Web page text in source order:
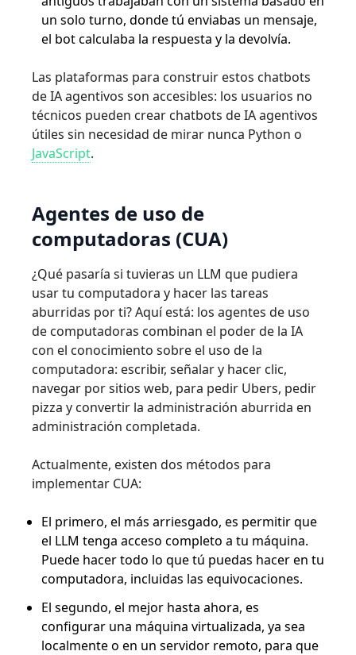
un solo turno, donde tú enviabas un mensaje,
el bot calculaba la respuesta y la devolvía.
Las plataformas para construir estos chatbots
de IA agentivos son accesibles: los usuarios no
técnicos pueden crear chatbots de IA agentivos
útiles sin necesidad de mirar nunca Python o
JavaScript.
Agentes de uso de
computadoras (CUA)
¿Qué pasaría si tuvieras un LLM que pudiera
usar tu computadora y hacer las tareas
aburridas por ti? Aquí está: los agentes de uso
de computadoras combinan el poder de la IA
con el conocimiento sobre el uso de la
computadora: escribir, señalar y hacer clic,
navegar por sitios web, para pedir Ubers, pedir
pizza y convertir la administración aburrida en
administración completada.
Actualmente, existen dos métodos para
implementar CUA:
El primero, el más arriesgado, es permitir que
el LLM tenga acceso completo a tu máquina.
Puede hacer todo lo que tú puedas hacer en tu
computadora, incluidas las equivocaciones.
El segundo, el mejor hasta ahora, es
configurar una máquina virtualizada, ya sea
localmente o en un servidor remoto, para que